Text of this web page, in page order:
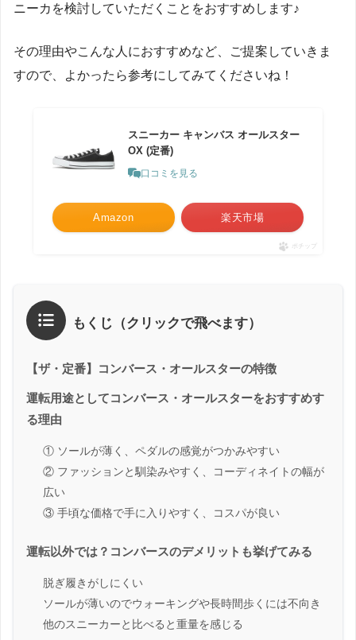
ニーカを検討していただくことをおすすめします♪
その理由やこんな人におすすめなど、ご提案していきま
すので、よかったら参考にしてみてくださいね！
スニーカー キャンバス オールスター
OX (定番)
口コミを見る
Amazon 楽天市場
ポチップ
もくじ（クリックで飛べます）
【ザ・定番】コンバース・オールスターの特徴
運転用途としてコンバース・オールスターをおすすめす
る理由
① ソールが薄く、ペダルの感覚がつかみやすい
② ファッションと馴染みやすく、コーディネイトの幅が
広い
③ 手頃な価格で手に入りやすく、コスパが良い
運転以外では？コンバースのデメリットも挙げてみる
脱ぎ履きがしにくい
ソールが薄いのでウォーキングや長時間歩くには不向き
他のスニーカーと比べると重量を感じる